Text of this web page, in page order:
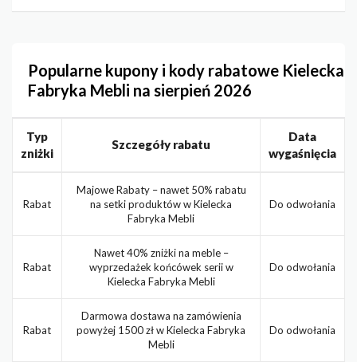
Popularne kupony i kody rabatowe Kielecka
Fabryka Mebli na sierpień 2026
Typ
zniżki
Szczegóły rabatu
Data
wygaśnięcia
Rabat
Majowe Rabaty – nawet 50% rabatu
na setki produktów w Kielecka
Fabryka Mebli
Do odwołania
Rabat
Nawet 40% zniżki na meble –
wyprzedażek końcówek serii w
Kielecka Fabryka Mebli
Do odwołania
Rabat
Darmowa dostawa na zamówienia
powyżej 1500 zł w Kielecka Fabryka
Mebli
Do odwołania